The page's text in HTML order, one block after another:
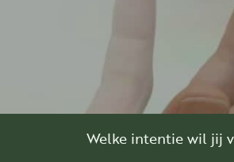
Welke intentie wil jij